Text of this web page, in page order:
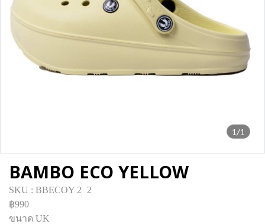
1/1
BAMBO ECO YELLOW
SKU : BBECOY 2
2
฿990
ขนาด UK